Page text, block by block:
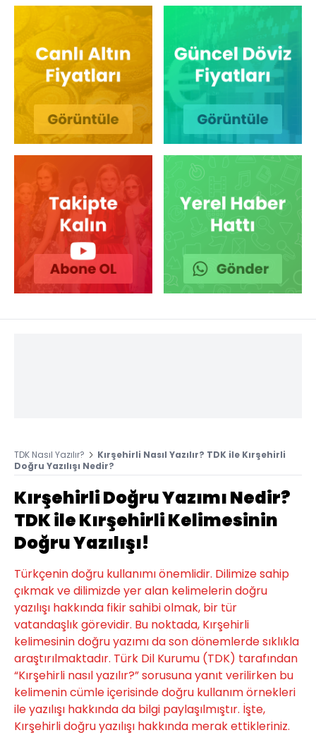
TDK Nasıl Yazılır?
Kırşehirli Nasıl Yazılır? TDK ile Kırşehirli
Doğru Yazılışı Nedir?
Kırşehirli Doğru Yazımı Nedir?
TDK ile Kırşehirli Kelimesinin
Doğru Yazılışı!
Türkçenin doğru kullanımı önemlidir. Dilimize sahip
çıkmak ve dilimizde yer alan kelimelerin doğru
yazılışı hakkında fikir sahibi olmak, bir tür
vatandaşlık görevidir. Bu noktada, Kırşehirli
kelimesinin doğru yazımı da son dönemlerde sıklıkla
araştırılmaktadır. Türk Dil Kurumu (TDK) tarafından
“Kırşehirli nasıl yazılır?” sorusuna yanıt verilirken bu
kelimenin cümle içerisinde doğru kullanım örnekleri
ile yazılışı hakkında da bilgi paylaşılmıştır. İşte,
Kırşehirli doğru yazılışı hakkında merak ettikleriniz.